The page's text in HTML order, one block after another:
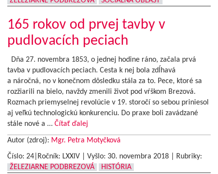
165 rokov od prvej tavby v
pudlovacích peciach
Dňa 27. novembra 1853, o jednej hodine ráno, začala prvá
tavba v pudlovacích peciach. Cesta k nej bola zdĺhavá
a náročná, no v konečnom dôsledku stála za to. Pece, ktoré sa
rozžiarili na bielo, navždy zmenili život pod vŕškom Brezová.
Rozmach priemyselnej revolúcie v 19. storočí so sebou priniesol
aj veľkú technologickú konkurenciu. Do praxe boli zavádzané
stále nové a … Čítať ďalej
Autor (zdroj): Mgr. Petra Motyčková
Číslo: 24|Ročník: LXXIV | Vyšlo: 30. novembra 2018
Rubriky:
ŽELEZIARNE PODBREZOVÁ
HISTÓRIA